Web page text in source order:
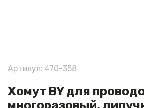
Артикул: 470-358
Хомут BY для
многоразовый,